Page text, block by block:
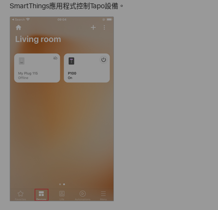
SmartThings應用程式控制Tapo設備。